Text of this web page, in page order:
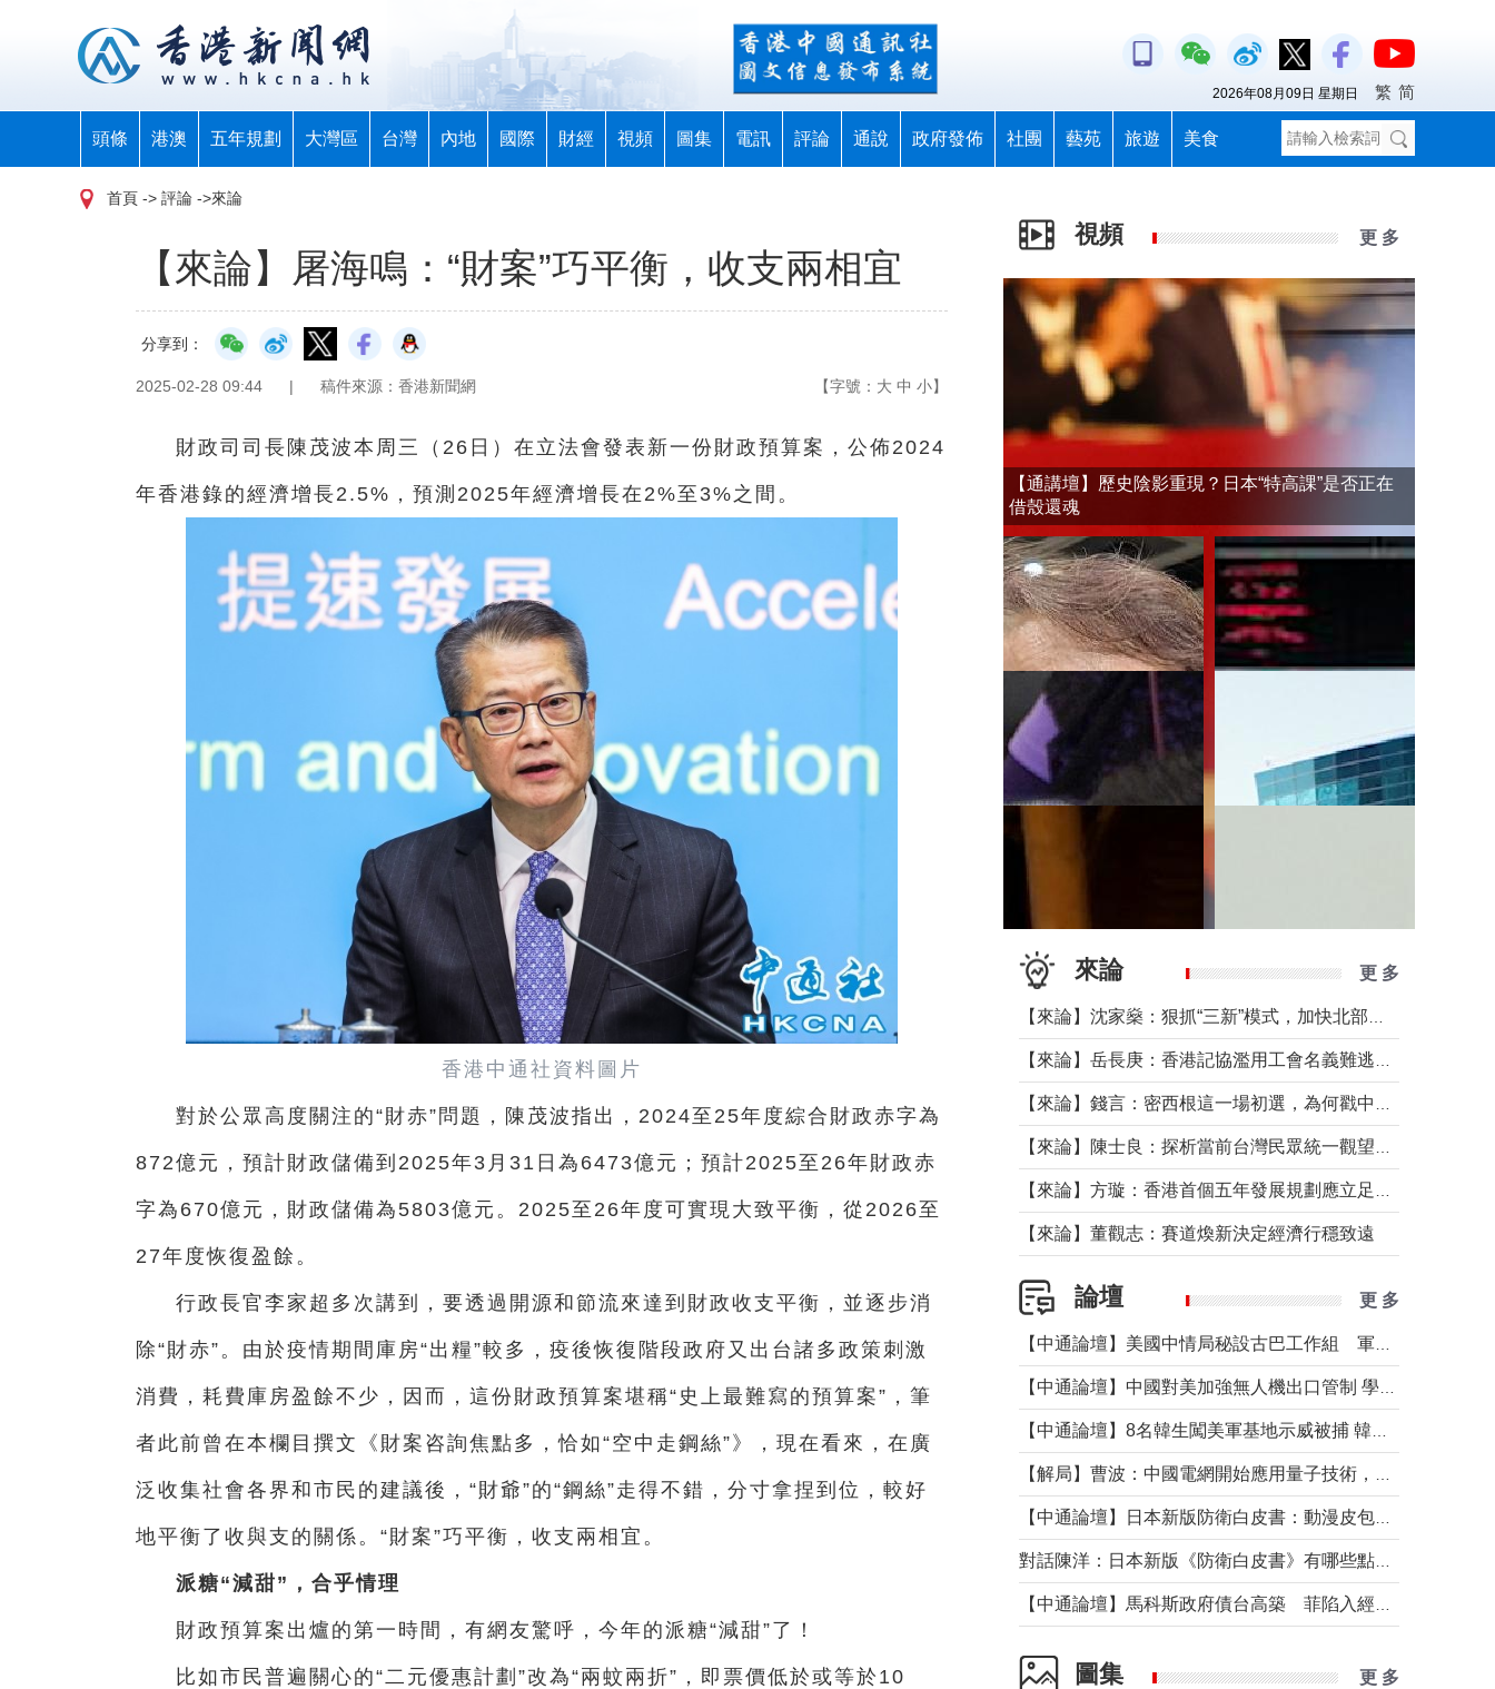
頭條 港澳 五年規劃 大灣區 台灣 內地 國際 財經 視頻 圖集 電訊 評論 通說 政府發佈 社團 藝苑 旅遊 美食
2026年08月09日 星期日 繁 简
首頁 -> 評論 ->來論
【來論】屠海鳴：“財案”巧平衡，收支兩相宜
分享到：
2025-02-28 09:44 | 稿件來源：香港新聞網 【字號： 大 中 小】
財政司司長陳茂波本周三（26日）在立法會發表新一份財政預算案，公佈2024
年香港錄的經濟增長2.5%，預測2025年經濟增長在2%至3%之間。
香港中通社資料圖片
對於公眾高度關注的“財赤”問題，陳茂波指出，2024至25年度綜合財政赤字為
872億元，預計財政儲備到2025年3月31日為6473億元；預計2025至26年財政赤
字為670億元，財政儲備為5803億元。2025至26年度可實現大致平衡，從2026至
27年度恢復盈餘。
行政長官李家超多次講到，要透過開源和節流來達到財政收支平衡，並逐步消
除“財赤”。由於疫情期間庫房“出糧”較多，疫後恢復階段政府又出台諸多政策刺激
消費，耗費庫房盈餘不少，因而，這份財政預算案堪稱“史上最難寫的預算案”，筆
者此前曾在本欄目撰文《財案咨詢焦點多，恰如“空中走鋼絲”》，現在看來，在廣
泛收集社會各界和市民的建議後，“財爺”的“鋼絲”走得不錯，分寸拿捏到位，較好
地平衡了收與支的關係。“財案”巧平衡，收支兩相宜。
派糖“減甜”，合乎情理
財政預算案出爐的第一時間，有網友驚呼，今年的派糖“減甜”了！
比如市民普遍關心的“二元優惠計劃”改為“兩蚊兩折”，即票價低於或等於10
視頻 更 多
【通講壇】歷史陰影重現？日本“特高課”是否正在
借殼還魂
來論 更 多
【來論】董觀志：賽道煥新決定經濟行穩致遠
論壇 更 多
圖集 更 多